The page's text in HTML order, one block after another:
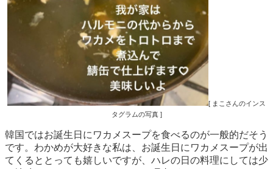
[ まこさんのインス
タグラムの写真 ]
韓国ではお誕生日にワカメスープを食べるのが一般的だそう
です。わかめが大好きな私は、お誕生日にワカメスープが出
てくるととっても嬉しいですが、ハレの日の料理にしては少